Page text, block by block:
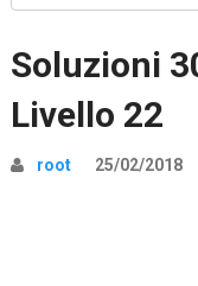
Soluzioni
Livello 22
root 25/02/2018